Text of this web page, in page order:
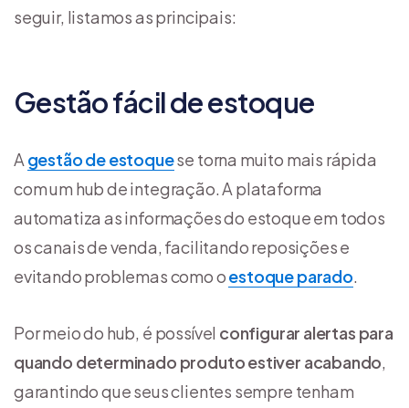
seguir, listamos as principais:
Gestão fácil de estoque
A gestão de estoquese torna muito mais rápida
com um hub de integração. A plataforma
automatiza as informações do estoque em todos
os canais de venda, facilitando reposições e
evitando problemas como oestoque parado.
Por meio do hub, é possível configurar alertas para
quando determinado produto estiver acabando,
garantindo que seus clientes sempre tenham